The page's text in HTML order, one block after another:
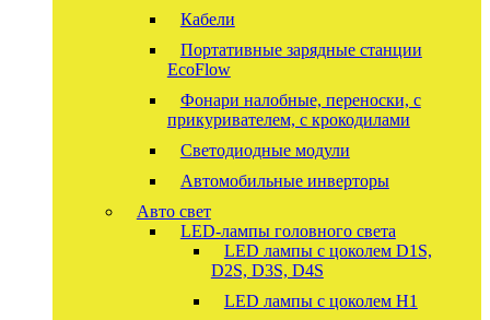
Кабели
Портативные зарядные станции
EcoFlow
Фонари налобные, переноски, с
прикуривателем, с крокодилами
Светодиодные модули
Автомобильные инверторы
Авто свет
LED-лампы головного света
LED лампы с цоколем D1S,
D2S, D3S, D4S
LED лампы с цоколем H1